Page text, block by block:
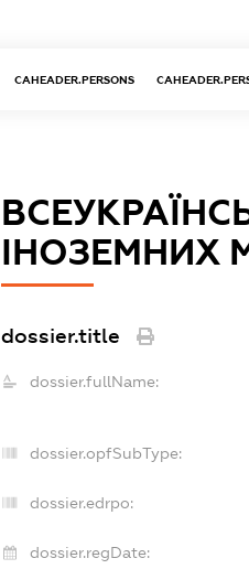
CAHEADER.PERSONS
ІНОЗЕМНИХ
dossier.title
dossier.fullName:
dossier.opfSubType:
dossier.edrpo:
dossier.regDate: